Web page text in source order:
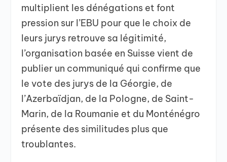
multiplient les dénégations et font
pression sur l’EBU pour que le choix de
leurs jurys retrouve sa légitimité,
l’organisation basée en Suisse vient de
publier un communiqué qui confirme que
le vote des jurys de la Géorgie, de
l’Azerbaïdjan, de la Pologne, de Saint-
Marin, de la Roumanie et du Monténégro
présente des similitudes plus que
troublantes.